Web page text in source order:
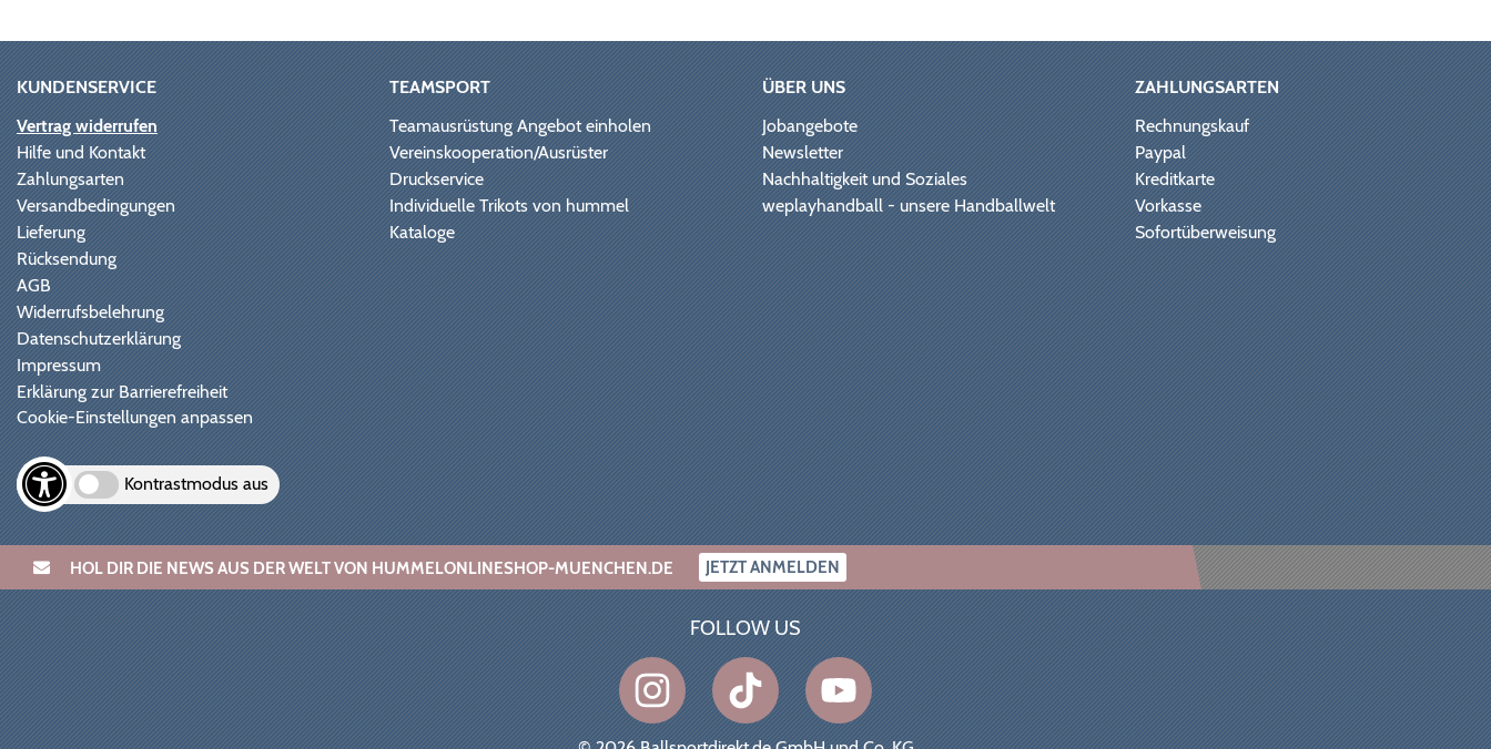
KUNDENSERVICE
Vertrag widerrufen
Hilfe und Kontakt
Zahlungsarten
Versandbedingungen
Lieferung
Rücksendung
AGB
Widerrufsbelehrung
Datenschutzerklärung
Impressum
Erklärung zur Barrierefreiheit
Cookie-Einstellungen anpassen
Kontrastmodus aus
TEAMSPORT
Teamausrüstung Angebot einholen
Vereinskooperation/Ausrüster
Druckservice
Individuelle Trikots von hummel
Kataloge
ÜBER UNS
Jobangebote
Newsletter
Nachhaltigkeit und Soziales
weplayhandball - unsere Handballwelt
ZAHLUNGSARTEN
Rechnungskauf
Paypal
Kreditkarte
Vorkasse
Sofortüberweisung
HOL DIR DIE NEWS AUS DER WELT VON HUMMELONLINESHOP-MUENCHEN.DE JETZT ANMELDEN
FOLLOW US